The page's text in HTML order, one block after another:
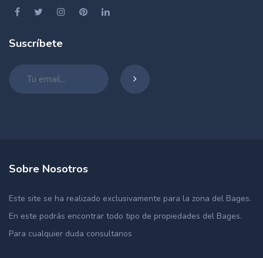
Suscríbete
Sobre Nosotros
Este site se ha realizado exclusivamente para la zona del Bages.
En este podrás encontrar todo tipo de propiedades del Bages.
Para cualquier duda consultanos